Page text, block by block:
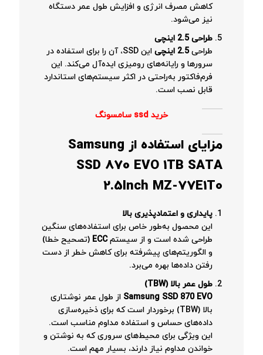
کاهش مصرف انرژی و افزایش طول عمر دستگاه
نیز می‌شود.
طراحی 2.5 اینچی
طراحی2.5 اینچی
این SSD، آن را برای استفاده در
سرورها و رایانه‌های رومیزی ایده‌آل می‌کند. این
فرم‌فاکتور به‌راحتی در اکثر سیستم‌های استاندارد
قابل نصب است.
خرید ssd سامسونگ
مزایای استفاده از Samsung
SSD 870 EVO 1TB SATA
2.5Inch MZ-77E1T0
پایداری و اعتمادپذیری بالا
این محصول به‌طور خاص برای استفاده‌های سنگین
طراحی شده است و از سیستمECC (تصحیح خطا)
و الگوریتم‌های پیشرفته برای کاهش خطر از دست
رفتن داده‌ها بهره می‌برد.
طول عمر بالا (TBW)
Samsung SSD 870 EVO از طول عمر نوشتاری
بالا (TBW) برخوردار است که برای ذخیره‌سازی
داده‌های حساس و استفاده مداوم مناسب است.
این ویژگی برای محیط‌های سروری که به نوشتن و
خواندن مداوم نیاز دارند، بسیار مهم است.